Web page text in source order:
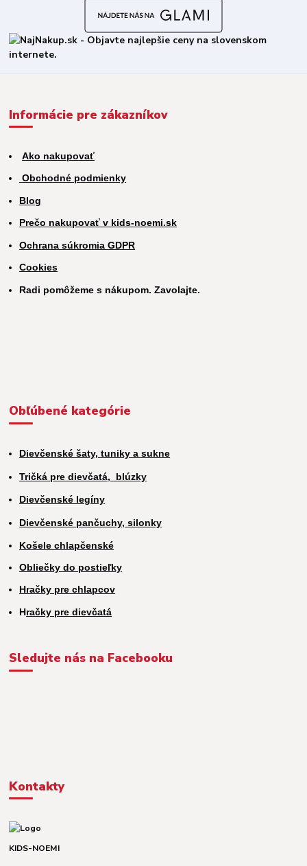
Informácie pre zákazníkov
Ako nakupovať
Obchodné podmienky
Blog
Prečo nakupovať v kids-noemi.sk
Ochrana súkromia GDPR
Cookies
Radi pomôžeme s nákupom. Zavolajte.
Obľúbené kategórie
Dievčenské šaty, tuniky a sukne
Tričká pre dievčatá, blúzky
Dievčenské legíny
Dievčenské pančuchy, silonky
Košele chlapčenské
Obliečky do postieľky
Hračky pre chlapcov
Hračky pre dievčatá
Sledujte nás na Facebooku
Kontakty
KIDS-NOEMI